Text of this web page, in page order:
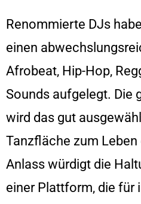
Renommierte DJs
einen
Afrobeat, Hip-Hop,
Sounds aufgelegt. Die
wird das gut
Tanzfläche zum
Anlass würdigt die
einer Plattform, die für